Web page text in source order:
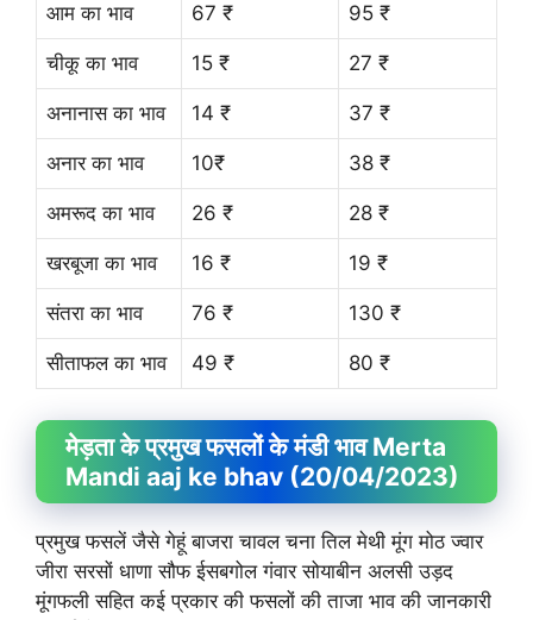
आम का भाव 67 ₹ 95 ₹
चीकू का भाव 15 ₹ 27 ₹
अनानास का भाव 14 ₹ 37 ₹
अनार का भाव 10₹ 38 ₹
अमरूद का भाव 26 ₹ 28 ₹
खरबूजा का भाव 16 ₹ 19 ₹
संतरा का भाव 76 ₹ 130 ₹
सीताफल का भाव 49 ₹ 80 ₹
मेड़ता के प्रमुख फसलों के मंडी भाव Merta
Mandi aaj ke bhav (20/04/2023)
प्रमुख फसलें जैसे गेहूं बाजरा चावल चना तिल मेथी मूंग मोठ ज्वार
जीरा सरसों धाणा सौफ ईसबगोल गंवार सोयाबीन अलसी उड़द
मूंगफली सहित कई प्रकार की फसलों की ताजा भाव की जानकारी